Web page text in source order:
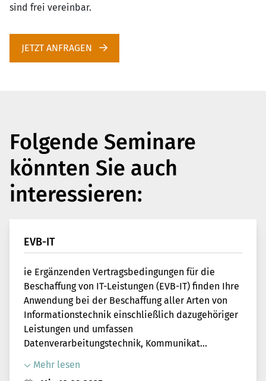
sind frei vereinbar.
JETZT ANFRAGEN
Folgende Seminare
könnten Sie auch
interessieren:
EVB-IT
ie Ergänzenden Vertragsbedingungen für die
Beschaffung von IT-Leistungen (EVB-IT) finden Ihre
Anwendung bei der Beschaffung aller Arten von
Informationstechnik einschließlich dazugehöriger
Leistungen und umfassen
Datenverarbeitungstechnik, Kommunikat...
Mehr lesen